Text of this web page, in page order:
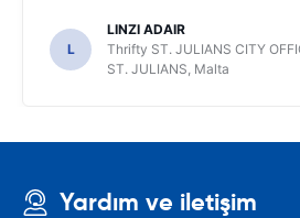
L
LINZI ADAIR
Thrifty ST. JULIANS CITY
ST. JULIANS, Malta
Yardım ve iletişim